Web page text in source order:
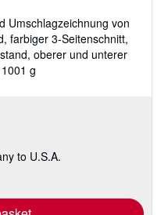
to U.S.A.
Umschlagzeichnung von
farbiger 3-Seitenschnitt,
oberer und unterer
g